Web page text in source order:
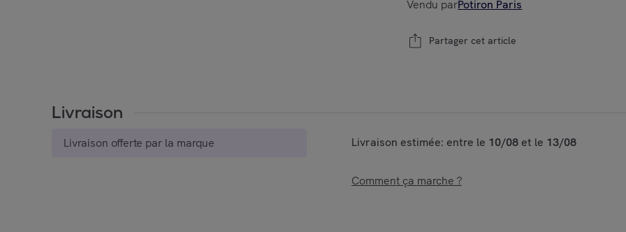
Vendu parPotiron Paris
Partager cet article
Livraison
Livraison offerte par la marque Livraison estimée: entre le 10/08 et le 13/08
Comment ça marche ?